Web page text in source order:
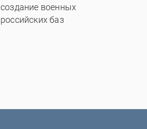
создание военных
российских баз